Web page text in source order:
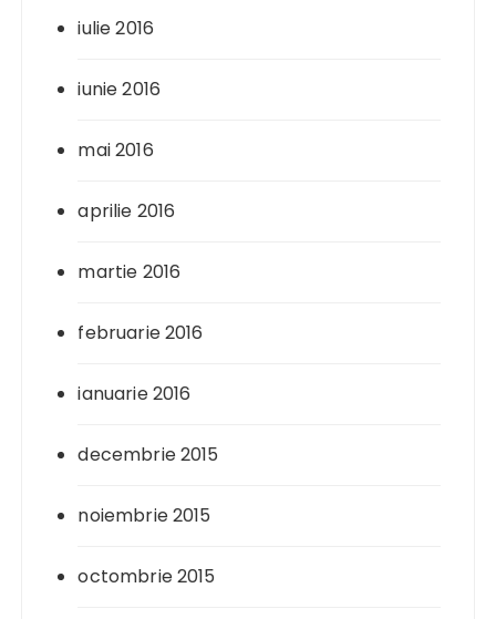
iulie 2016
iunie 2016
mai 2016
aprilie 2016
martie 2016
februarie 2016
ianuarie 2016
decembrie 2015
noiembrie 2015
octombrie 2015